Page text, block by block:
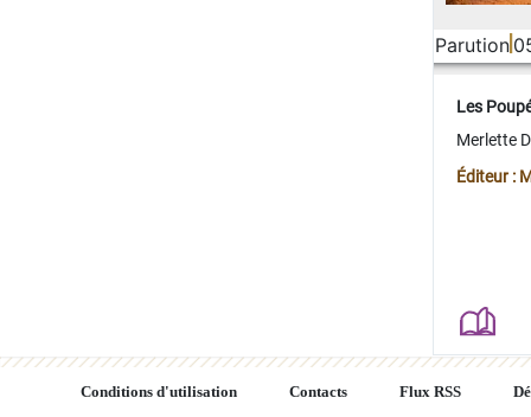
Parution
Les
Merlette
Éditeur :
Conditions d'utilisation Contacts Flux RSS